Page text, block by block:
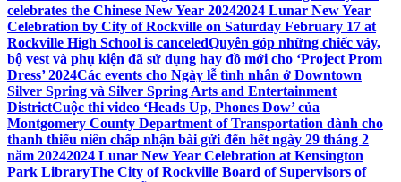
celebrates the Chinese New Year 20242024 Lunar New Year
Celebration by City of Rockville on Saturday February 17 at
Rockville High School is canceledQuyên góp những chiếc váy,
bộ vest và phụ kiện đã sử dụng hay đồ mới cho ‘Project Prom
Dress’ 2024Các events cho Ngày lễ tình nhân ở Downtown
Silver Spring và Silver Spring Arts and Entertainment
DistrictCuộc thi video ‘Heads Up, Phones Dow’ của
Montgomery County Department of Transportation dành cho
thanh thiếu niên chấp nhận bài gửi đến hết ngày 29 tháng 2
năm 20242024 Lunar New Year Celebration at Kensington
Park LibraryThe City of Rockville Board of Supervisors of